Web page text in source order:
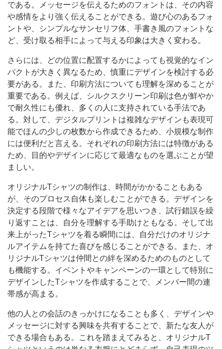
である。メッセージを伝えるためのフォントは、その内容
や感情をより強く伝えることができる。遊び心のあるフォ
ントや、シンプルなサンセリフ体、手書き風のフォントな
ど、受け取る相手によって与える印象は大きく変わる。
さらには、どの位置に配置するかによっても視覚的なイン
パクトが大きく異なるため、慎重にデザインを検討する必
要がある。また、印刷方法についても理解を深めることが
重要である。例えば、シルクスクリーン印刷は色が鮮やか
で耐久性にも優れ、多くの人に支持されている手法であ
る。対して、デジタルプリントは複雑なデザインも表現可
能でほんの少しの枚数から作成できるため、小規模な制作
には便利だと言える。それぞれの印刷方法には特徴がある
ため、目的やデザインに応じて最適なものを選ぶことが望
ましい。
オリジナルTシャツの制作は、時間がかかることもある
が、そのプロセス自体も楽しむことができる。デザインを
決定する段階で様々なアイデアを思いつき、試行錯誤を繰
り返すことは、自分を理解する手助けともなる。そして出
来上がったTシャツを着る瞬間には、自分だけのオリジナ
ルアイテムを持てた喜びを感じることができる。また、オ
リジナルTシャツは仲間との絆を深めるためのものとして
も機能する。イベントやキャンペーンの一環として特別に
デザインしたTシャツを作成することで、メンバー間の連
帯感が高まる。
他の人との会話のきっかけになることも多く、デザインや
メッセージに対する興味を共有することで、新たな友人が
できる場合もある。これを踏まえてみると、オリジナルT